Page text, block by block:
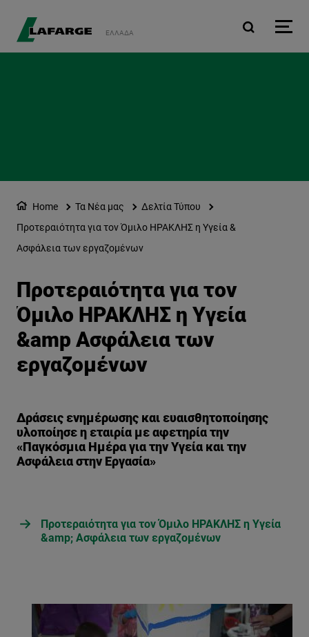
ΕΛΛΆΔΑ
Home Τα Νέα μας
Δελτία Τύπου
Προτεραιότητα για τον Όμιλο ΗΡΑΚΛΗΣ η Υγεία &
Ασφάλεια των εργαζομένων
Προτεραιότητα για τον
Όμιλο ΗΡΑΚΛΗΣ η Υγεία
&amp Ασφάλεια των
εργαζομένων
Δράσεις ενημέρωσης και ευαισθητοποίησης
υλοποίησε η εταιρία με αφετηρία την
«Παγκόσμια Ημέρα για την Υγεία και την
Ασφάλεια στην Εργασία»
Προτεραιότητα για τον Όμιλο ΗΡΑΚΛΗΣ η Υγεία
&amp; Ασφάλεια των εργαζομένων